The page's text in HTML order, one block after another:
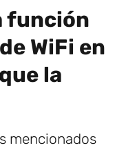
función
WiFi en
la
mencionados